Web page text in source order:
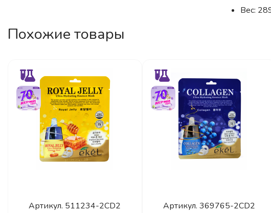
Вес:
Похожие товары
Артикул. 511234-2CD2 Артикул.369765-2CD2